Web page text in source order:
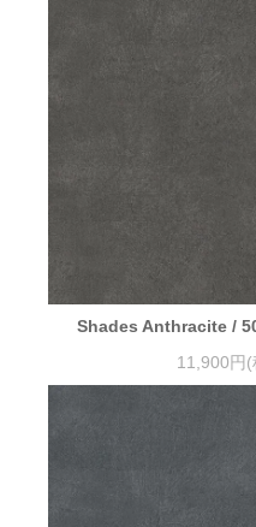
Shades Anthracite /
11,900円